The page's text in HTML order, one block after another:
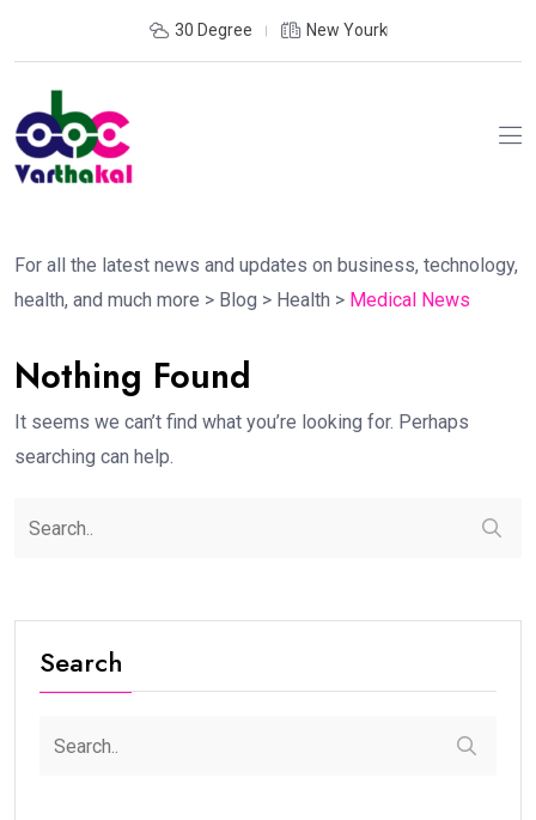
30 Degree New Yourk
For all the latest news and updates on business, technology,
health, and much more > Blog > Health > Medical News
Nothing Found
It seems we can’t find what you’re looking for. Perhaps
searching can help.
Search